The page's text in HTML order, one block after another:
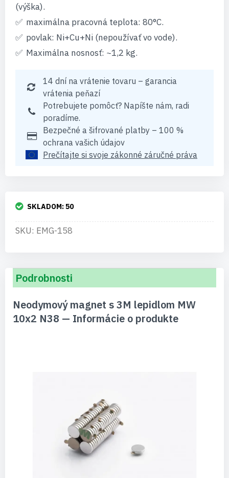
(výška).
maximálna pracovná teplota: 80°C.
povlak: Ni+Cu+Ni (nepoužívať vo vode).
Maximálna nosnosť: ~1,2 kg.
14 dní na vrátenie tovaru – garancia
vrátenia peňazí
Potrebujete pomôcť? Napíšte nám, radi
poradíme.
Bezpečné a šifrované platby – 100 %
ochrana vašich údajov
Prečítajte si svoje zákonné záručné práva
SKLADOM:50
SKU: EMG-158
Podrobnosti
Neodymový magnet s 3M lepidlom MW
10x2 N38 — Informácie o produkte